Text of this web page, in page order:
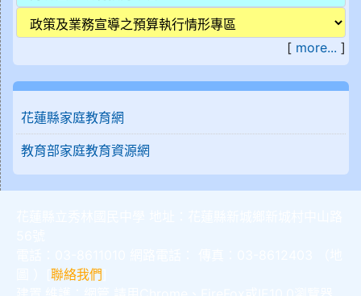
[ more... ]
花蓮縣家庭教育網
教育部家庭教育資源網
聯絡我們